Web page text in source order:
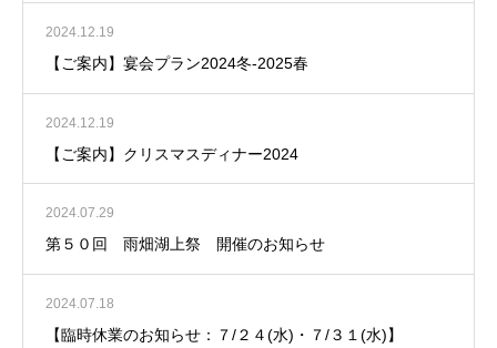
2024.12.19
【ご案内】宴会プラン2024冬-2025春
2024.12.19
【ご案内】クリスマスディナー2024
2024.07.29
第５０回 雨畑湖上祭 開催のお知らせ
2024.07.18
【臨時休業のお知らせ：７/２４(水)・７/３１(水)】